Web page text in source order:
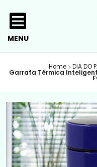
MENU
Home DIA DO
Garrafa Térmica